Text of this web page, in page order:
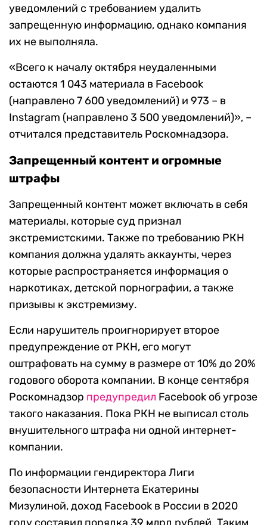
уведомлений с требованием удалить
запрещенную информацию, однако компания
их не выполняла.
«Всего к началу октября неудаленными
остаются 1 043 материала в Facebook
(направлено 7 600 уведомлений) и 973 – в
Instagram (направлено 3 500 уведомлений)», –
отчитался представитель Роскомнадзора.
Запрещенный контент и огромные
штрафы
Запрещенный контент может включать в себя
материалы, которые суд признал
экстремистскими. Также по требованию РКН
компания должна удалять аккаунты, через
которые распространяется информация о
наркотиках, детской порнографии, а также
призывы к экстремизму.
Если нарушитель проигнорирует второе
предупреждение от РКН, его могут
оштрафовать на сумму в размере от 10% до 20%
годового оборота компании. В конце сентября
Роскомнадзор предупредил Facebook об угрозе
такого наказания. Пока РКН не выписал столь
внушительного штрафа ни одной интернет-
компании.
По информации гендиректора Лиги
безопасности Интернета Екатерины
Мизулиной, доход Facebook в России в 2020